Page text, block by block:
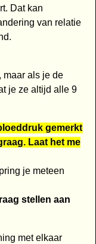
Dat kan
van relatie
maar als je de
je ze altijd alle 9
gemerkt
Laat het me
je meteen
stellen aan
met elkaar